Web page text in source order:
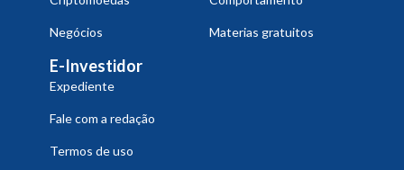
Negócios Materias gratuitos
E-Investidor
Expediente
Fale com a redação
Termos de uso